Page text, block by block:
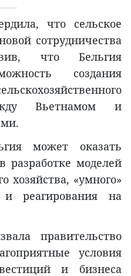
что сельское
сотрудничества
что Бельгия
создания
Вьетнамом и
может оказать
разработке моделей
хозяйства, «умного»
и реагирования на
правительство
условия
и бизнеса